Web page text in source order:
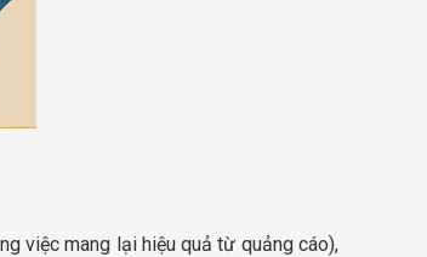
việc mang lại hiệu quả từ quảng cáo),